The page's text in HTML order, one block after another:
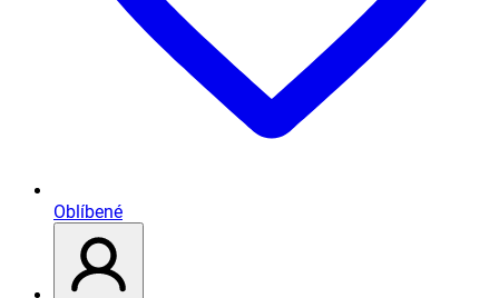
Oblíbené